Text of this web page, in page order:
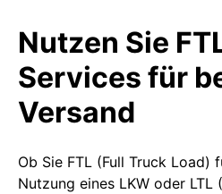
Nutzen Sie
Services für
Versand
Ob Sie FTL (Full Truck Load)
Nutzung eines LKW oder LTL